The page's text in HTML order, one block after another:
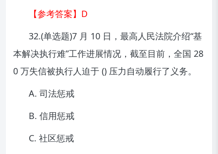
【参考答案】D
32.(单选题)7 月 10 日，最高人民法院介绍“基
本解决执行难”工作进展情况，截至目前，全国 28
0 万失信被执行人迫于 () 压力自动履行了义务。
A. 司法惩戒
B. 信用惩戒
C. 社区惩戒